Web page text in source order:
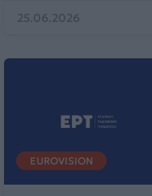
25.06.2026
EUROVISION